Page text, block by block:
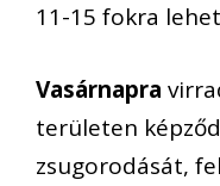
11-15 fokra
Vasárnapra
területen
zsugorodását,